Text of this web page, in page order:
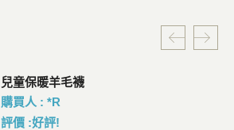
兒童保暖羊毛襪
購買人 : *R
評價 :好評!